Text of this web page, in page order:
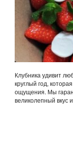
Клубника удивит
круглый год,
ощущения. Мы
великолепный вкус